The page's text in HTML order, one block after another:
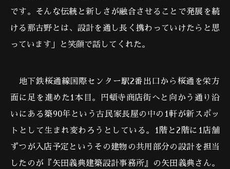
です。そんな伝統と新しさが融合させることで発展を続
ける那古野とは、設計を通し長く携わっていけたらと思
っています」と笑顔で話してくれた。
地下鉄桜通線国際センター駅2番出口から桜通を栄方
面に足を進めた1本目。円頓寺商店街へと向かう通り沿
いにある築90年という古民家長屋の中の1軒が新スポッ
トとして生まれ変わろうとしている。1階と2階に1店舗
ずつが入店予定というその建物の共用部分の設計を担当
したのが『矢田義典建築設計事務所』の矢田義典さん。